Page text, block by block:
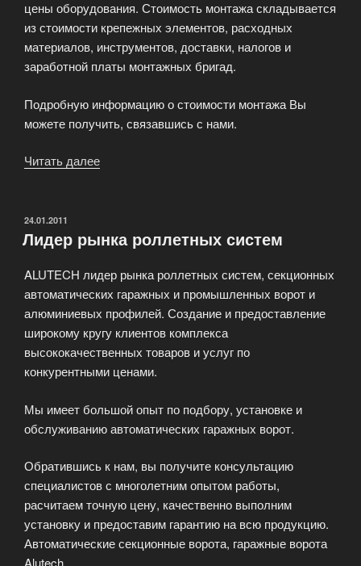
цены оборудования. Стоимость монтажа складывается
из стоимости крепежных элементов, расходных
материалов, инструментов, доставки, налогов и
заработной платы монтажных бригад.
Подробную информацию о стоимости монтажа Вы
можете получить, связавшись с нами.
Читать далее
ОПУБЛИКОВАНО
24.01.2011
Лидер рынка роллетных систем
ALUTECH лидер рынка роллетных систем, секционных
автоматических гаражных и промышленных ворот и
алюминиевых профилей. Создание и предоставление
широкому кругу клиентов комплекса
высококачественных товаров и услуг по
конкурентными ценами.
Мы имеет большой опыт по подбору, установке и
обслуживанию автоматических гаражных ворот.
Обратившись к нам, вы получите консультацию
специалистов с многолетним опытом работы,
расчитаем точную цену, качественно выполним
установку и предоставим гарантию на всю продукцию.
Автоматические секционные ворота, гаражные ворота
Alutech